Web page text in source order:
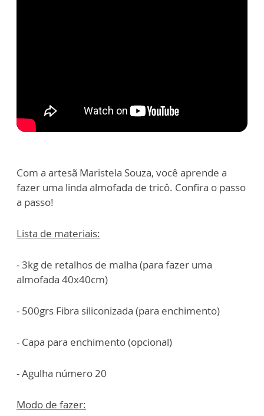
Com a artesã Maristela Souza, você aprende a
fazer uma linda almofada de tricô. Confira o passo
a passo!
Lista de materiais:
- 3kg de retalhos de malha (para fazer uma
almofada 40x40cm)
- 500grs Fibra siliconizada (para enchimento)
- Capa para enchimento (opcional)
- Agulha número 20
Modo de fazer: